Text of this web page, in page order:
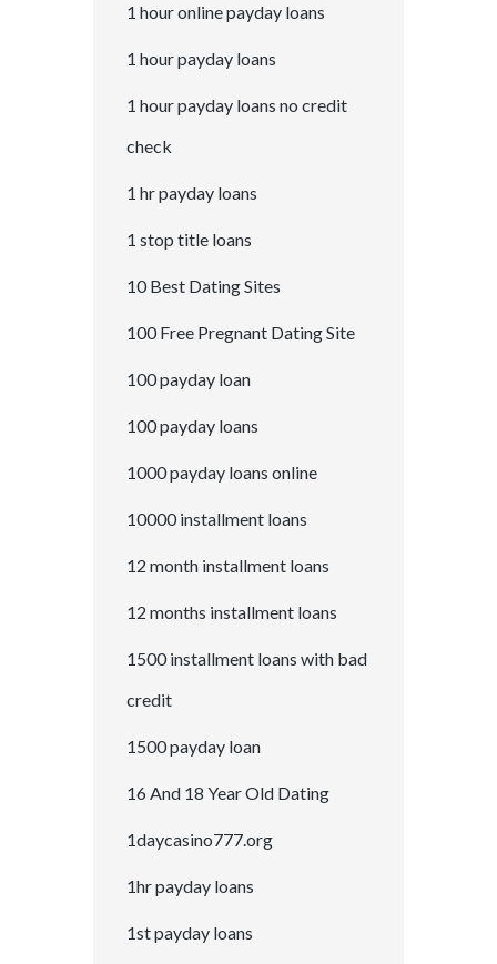
1 hour online payday loans
1 hour payday loans
1 hour payday loans no credit
check
1 hr payday loans
1 stop title loans
10 Best Dating Sites
100 Free Pregnant Dating Site
100 payday loan
100 payday loans
1000 payday loans online
10000 installment loans
12 month installment loans
12 months installment loans
1500 installment loans with bad
credit
1500 payday loan
16 And 18 Year Old Dating
1daycasino777.org
1hr payday loans
1st payday loans